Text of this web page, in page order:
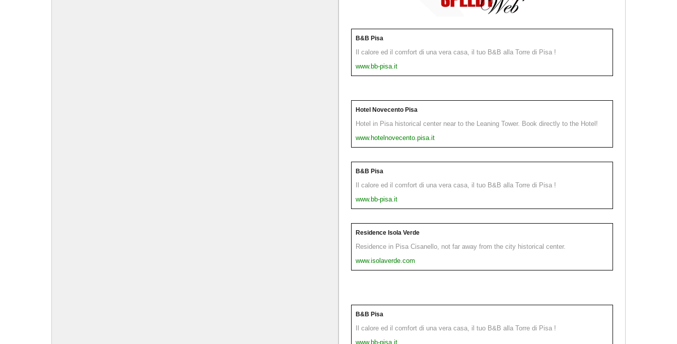
B&B Pisa
Il calore ed il comfort di una vera casa, il tuo B&B alla Torre di Pisa !
www.bb-pisa.it
Hotel Novecento Pisa
Hotel in Pisa historical center near to the Leaning Tower. Book directly to the Hotel!
www.hotelnovecento.pisa.it
B&B Pisa
Il calore ed il comfort di una vera casa, il tuo B&B alla Torre di Pisa !
www.bb-pisa.it
Residence Isola Verde
Residence in Pisa Cisanello, not far away from the city historical center.
www.isolaverde.com
B&B Pisa
Il calore ed il comfort di una vera casa, il tuo B&B alla Torre di Pisa !
www.bb-pisa.it